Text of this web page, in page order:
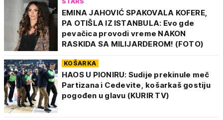
EMINA JAHOVIĆ SPAKOVALA KOFERE,
PA OTIŠLA IZ ISTANBULA: Evo gde
pevačica provodi vreme NAKON
RASKIDA SA MILIJARDEROM! (FOTO)
KOŠARKA
HAOS U PIONIRU: Sudije prekinule meč
Partizana i Cedevite, košarkaš gostiju
pogođen u glavu (KURIR TV)